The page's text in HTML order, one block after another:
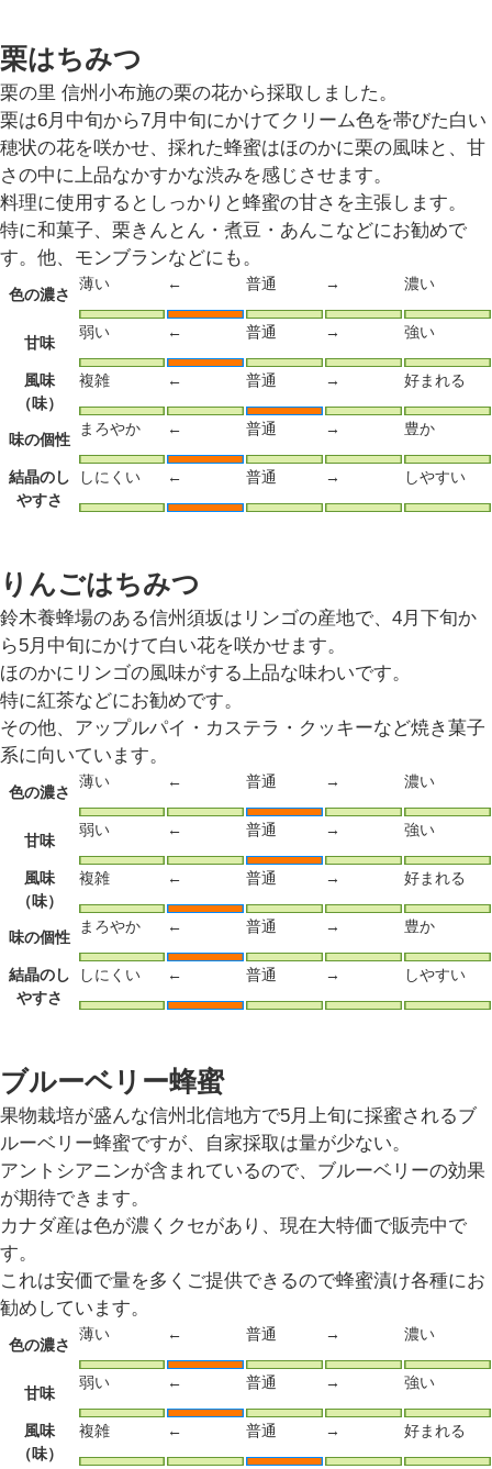
栗はちみつ
栗の里 信州小布施の栗の花から採取しました。
栗は6月中旬から7月中旬にかけてクリーム色を帯びた白い
穂状の花を咲かせ、採れた蜂蜜はほのかに栗の風味と、甘
さの中に上品なかすかな渋みを感じさせます。
料理に使用するとしっかりと蜂蜜の甘さを主張します。
特に和菓子、栗きんとん・煮豆・あんこなどにお勧めで
す。他、モンブランなどにも。
色の濃さ
薄い ← 普通 → 濃い
甘味
弱い ← 普通 → 強い
風味
（味）
複雑 ← 普通 → 好まれる
味の個性
まろやか ← 普通 → 豊か
結晶のし
やすさ
しにくい ← 普通 → しやすい
りんごはちみつ
鈴木養蜂場のある信州須坂はリンゴの産地で、4月下旬か
ら5月中旬にかけて白い花を咲かせます。
ほのかにリンゴの風味がする上品な味わいです。
特に紅茶などにお勧めです。
その他、アップルパイ・カステラ・クッキーなど焼き菓子
系に向いています。
色の濃さ
薄い ← 普通 → 濃い
甘味
弱い ← 普通 → 強い
風味
（味）
複雑 ← 普通 → 好まれる
味の個性
まろやか ← 普通 → 豊か
結晶のし
やすさ
しにくい ← 普通 → しやすい
ブルーベリー蜂蜜
果物栽培が盛んな信州北信地方で5月上旬に採蜜されるブ
ルーベリー蜂蜜ですが、自家採取は量が少ない。
アントシアニンが含まれているので、ブルーベリーの効果
が期待できます。
カナダ産は色が濃くクセがあり、現在大特価で販売中で
す。
これは安価で量を多くご提供できるので蜂蜜漬け各種にお
勧めしています。
色の濃さ
薄い ← 普通 → 濃い
甘味
弱い ← 普通 → 強い
風味
（味）
複雑 ← 普通 → 好まれる